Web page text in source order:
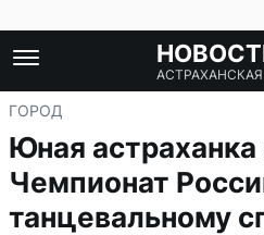
ГОРОД
Юная
Чемпионат
танцевальному